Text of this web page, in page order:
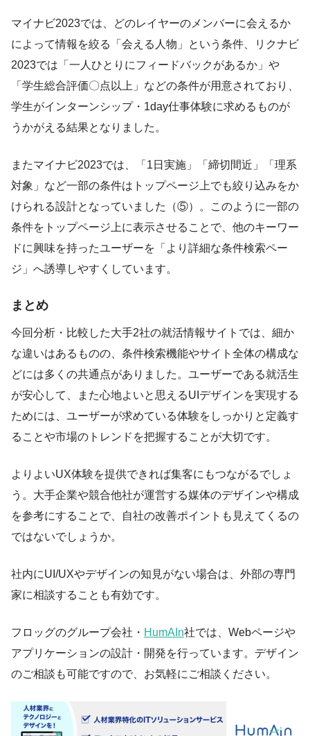
マイナビ2023では、どのレイヤーのメンバーに会えるか
によって情報を絞る「会える人物」という条件、リクナビ
2023では「一人ひとりにフィードバックがあるか」や
「学生総合評価〇点以上」などの条件が用意されており、
学生がインターンシップ・1day仕事体験に求めるものが
うかがえる結果となりました。
またマイナビ2023では、「1日実施」「締切間近」「理系
対象」など一部の条件はトップページ上でも絞り込みをか
けられる設計となっていました（⑤）。このように一部の
条件をトップページ上に表示させることで、他のキーワー
ドに興味を持ったユーザーを「より詳細な条件検索ペー
ジ」へ誘導しやすくしています。
まとめ
今回分析・比較した大手2社の就活情報サイトでは、細か
な違いはあるものの、条件検索機能やサイト全体の構成な
どには多くの共通点がありました。ユーザーである就活生
が安心して、また心地よいと思えるUIデザインを実現する
ためには、ユーザーが求めている体験をしっかりと定義す
ることや市場のトレンドを把握することが大切です。
よりよいUX体験を提供できれば集客にもつながるでしょ
う。大手企業や競合他社が運営する媒体のデザインや構成
を参考にすることで、自社の改善ポイントも見えてくるの
ではないでしょうか。
社内にUI/UXやデザインの知見がない場合は、外部の専門
家に相談することも有効です。
フロッグのグループ会社・ HumAIn社では、Webページや
アプリケーションの設計・開発を行っています。デザイン
のご相談も可能ですので、お気軽にご相談ください。